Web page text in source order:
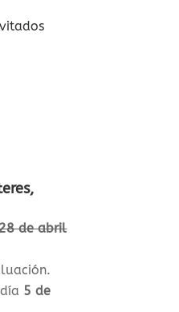
de abril
5 de